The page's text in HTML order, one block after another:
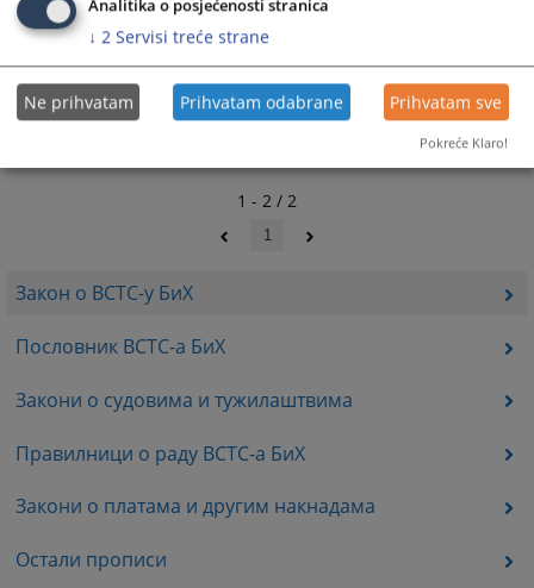
Закон о ВСТС-у БиХ
Пословник ВСТС-а БиХ
Закони о судовима и тужилаштвима
Правилници о раду ВСТС-а БиХ
Закони о платама и другим накнадама
Остали прописи
1 - 2 / 2
1
Analitika o posjećenosti stranica
↓ 2 Servisi treće strane
Ne prihvatam Prihvatam odabrane Prihvatam sve
Pokreće Klaro!